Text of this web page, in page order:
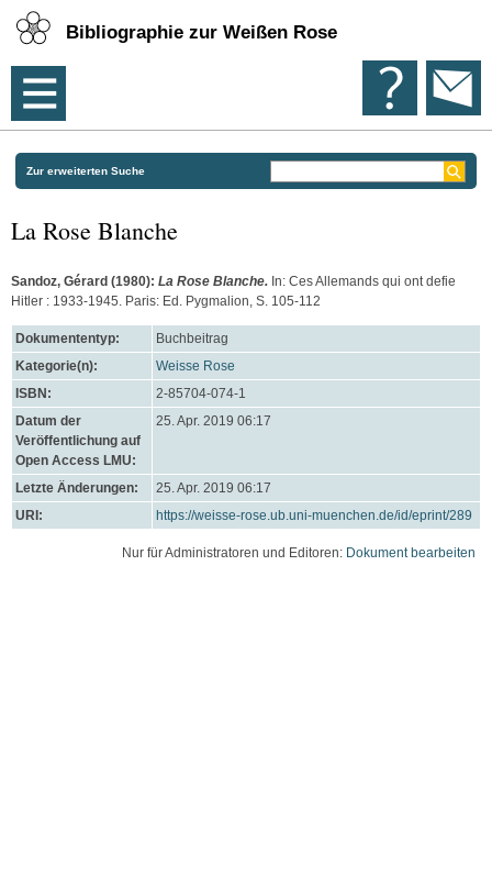
Bibliographie zur Weißen Rose
Zur erweiterten Suche
La Rose Blanche
Sandoz, Gérard (1980): La Rose Blanche. In: Ces Allemands qui ont defie
Hitler : 1933-1945. Paris: Ed. Pygmalion, S. 105-112
Dokumententyp:
Buchbeitrag
Kategorie(n):
Weisse Rose
ISBN:
2-85704-074-1
Datum der
Veröffentlichung auf
Open Access LMU:
25. Apr. 2019 06:17
Letzte Änderungen:
25. Apr. 2019 06:17
URI:
https://weisse-rose.ub.uni-muenchen.de/id/eprint/289
Nur für Administratoren und Editoren: Dokument bearbeiten